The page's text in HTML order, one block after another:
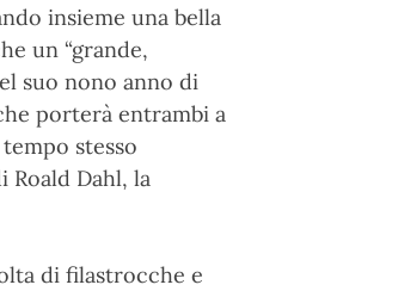
insieme una bella
un “grande,
suo nono anno di
porterà entrambi a
stesso
Roald Dahl, la
di filastrocche e